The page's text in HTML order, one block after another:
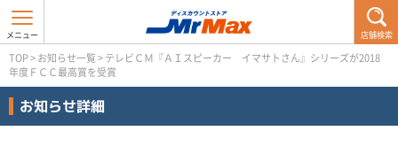
店舗検索
TOP>お知らせ一覧>テレビＣＭ『ＡＩスピーカー イマサトさん』シリーズが2018
年度ＦＣＣ最高賞を受賞
お知らせ詳細